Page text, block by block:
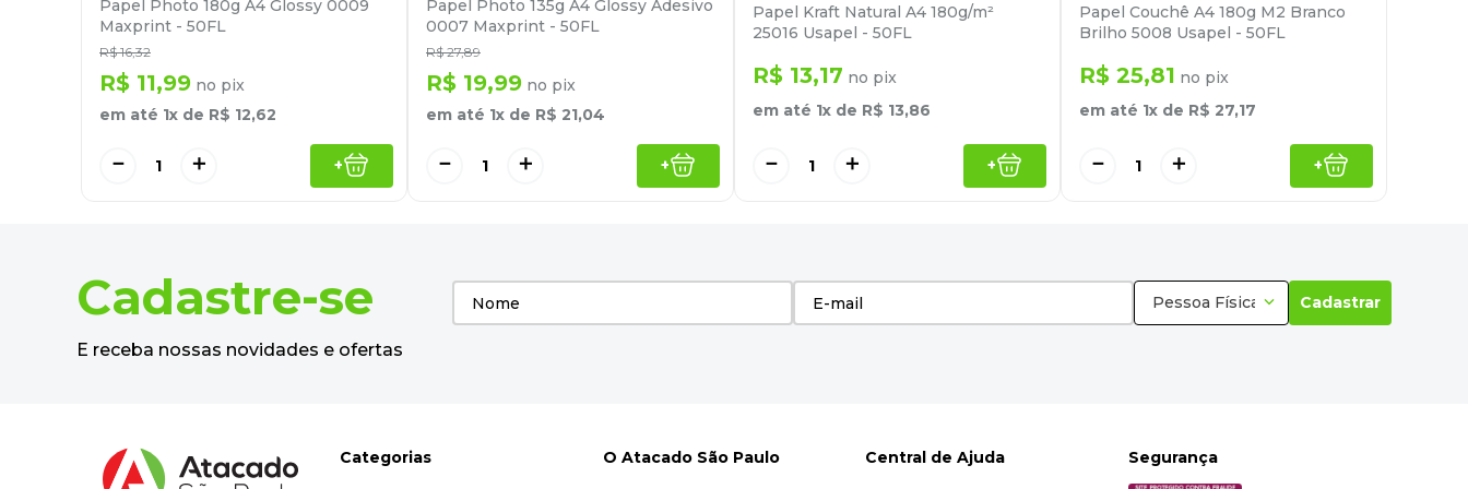
Papel Photo 180g A4 Glossy 0009
Maxprint - 50FL
R$ 16,32
R$ 11,99 no pix
em até 1x de R$ 12,62
＋
－ +
Papel Photo 135g A4 Glossy Adesivo
0007 Maxprint - 50FL
R$ 27,89
R$ 19,99 no pix
em até 1x de R$ 21,04
＋
－ +
Papel Kraft Natural A4 180g/m²
25016 Usapel - 50FL
R$ 13,17 no pix
em até 1x de R$ 13,86
＋
－ +
Papel Couchê A4 180g M2 Branco
Brilho 5008 Usapel - 50FL
R$ 25,81 no pix
em até 1x de R$ 27,17
＋
－ +
Cadastre-se
E receba nossas novidades e ofertas
Pessoa Física Cadastrar
Categorias O Atacado São Paulo Central de Ajuda Segurança